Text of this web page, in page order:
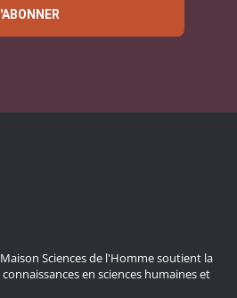
Sciences de l'Homme soutient la
en sciences humaines et